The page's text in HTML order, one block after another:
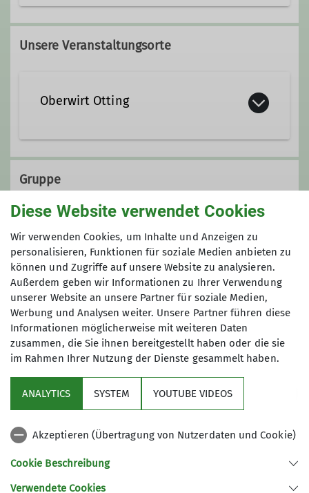
+49 8681 1824
+49 151 51621764
teisendorf.de
Qualifikationen
Ämter
Beisitzer*in Vorstandschaft Ortsgruppe
Waging
Unsere Veranstaltungsorte
Oberwirt Otting
Gruppe
Ortsgruppe Waging
wichtige Infos
Partner
Diese Website verwendet Cookies
Wir verwenden Cookies, um Inhalte und Anzeigen zu
personalisieren, Funktionen für soziale Medien anbieten zu
können und Zugriffe auf unsere Website zu analysieren.
Außerdem geben wir Informationen zu Ihrer Verwendung
unserer Website an unsere Partner für soziale Medien,
Werbung und Analysen weiter. Unsere Partner führen diese
Informationen möglicherweise mit weiteren Daten
zusammen, die Sie ihnen bereitgestellt haben oder die sie
im Rahmen Ihrer Nutzung der Dienste gesammelt haben.
ANALYTICS SYSTEM YOUTUBE VIDEOS
Akzeptieren (Übertragung von Nutzerdaten und Cookie)
Cookie Beschreibung
Verwendete Cookies